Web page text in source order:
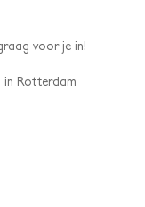
voor je in!
in Rotterdam